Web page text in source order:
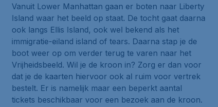
Vanuit Lower Manhattan gaan er boten naar Liberty
Island waar het beeld op staat. De tocht gaat daarna
ook langs Ellis Island, ook wel bekend als het
immigratie-eiland island of tears. Daarna stap je de
boot weer op om verder terug te varen naar het
Vrijheidsbeeld. Wil je de kroon in? Zorg er dan voor
dat je de kaarten hiervoor ook al ruim voor vertrek
bestelt. Er is namelijk maar een beperkt aantal
tickets beschikbaar voor een bezoek aan de kroon.